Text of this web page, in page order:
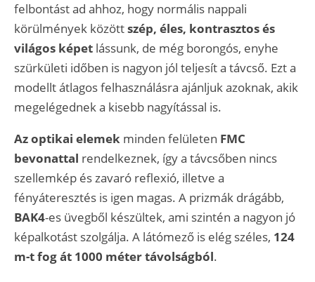
felbontást ad ahhoz, hogy normális nappali
körülmények közöttszép, éles, kontrasztos és
világos képet lássunk, de még borongós, enyhe
szürkületi időben is nagyon jól teljesít a távcső. Ezt a
modellt átlagos felhasználásra ajánljuk azoknak, akik
megelégednek a kisebb nagyítással is.
Az optikai elemek minden felületen FMC
bevonattal rendelkeznek, így a távcsőben nincs
szellemkép és zavaró reflexió, illetve a
fényáteresztés is igen magas. A prizmák drágább,
BAK4-es üvegből készültek, ami szintén a nagyon jó
képalkotást szolgálja. A látómező is elég széles, 124
m-t fog át 1000 méter távolságból.